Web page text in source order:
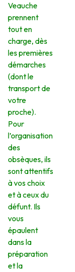
Veauche
prennent
tout en
charge, dès
les premières
démarches
(dont le
transport de
votre
proche).
Pour
l’organisation
des
obsèques, ils
sont attentifs
à vos choix
et à ceux du
défunt. Ils
vous
épaulent
dans la
préparation
et la